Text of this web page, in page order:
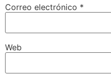
Correo electrónico *
Web